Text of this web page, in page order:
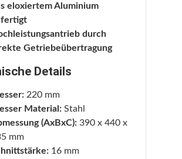
eloxiertem Aluminium
durch
Getriebeübertragung
Details
220 mm
Material:Stahl
(AxBxC):390 x 440 x
mm
16 mm